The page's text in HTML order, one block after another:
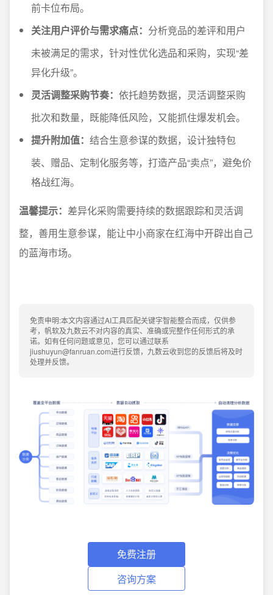
前卡位布局。
关注用户评价与需求痛点： 分析竞品的差评和用户
未被满足的需求，针对性优化选品和采购，实现“差
异化升级”。
灵活调整采购节奏： 依托趋势数据，灵活调整采购
批次和数量，既能降低风险，又能抓住爆发机会。
提升附加值： 结合生意参谋的数据，设计独特包
装、赠品、定制化服务等，打造产品“卖点”，避免价
格战红海。
温馨提示： 差异化采购需要持续的数据跟踪和灵活调
整，善用生意参谋，能让中小商家在红海中开辟出自己
的蓝海市场。
免责申明:本文内容通过AI工具匹配关键字智能整合而成，仅供参
考，帆软及九数云不对内容的真实、准确或完整作任何形式的承
诺。如有任何问题或意见，您可以通过联系
jiushuyun@fanruan.com进行反馈，九数云收到您的反馈后将及时
处理并反馈。
免费注册
咨询方案